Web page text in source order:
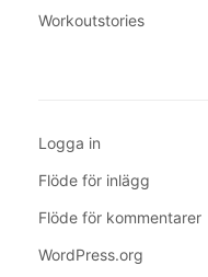
Workoutstories
Logga in
Flöde för inlägg
Flöde för kommentarer
WordPress.org